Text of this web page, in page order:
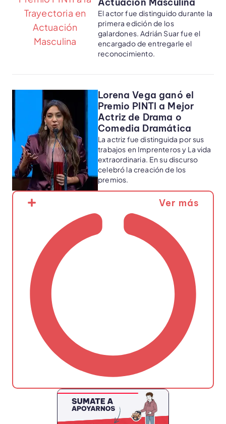
El actor fue distinguido durante la
primera edición de los
galardones. Adrián Suar fue el
encargado de entregarle el
reconocimiento.
Lorena Vega ganó el
Premio PINTI a Mejor
Actriz de Drama o
Comedia Dramática
La actriz fue distinguida por sus
trabajos en Imprenteros y La vida
extraordinaria. En su discurso
celebró la creación de los
premios.
Ver más